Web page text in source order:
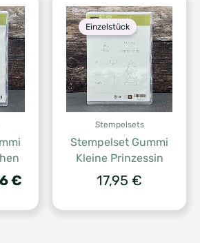
€Aktueller
ist:
Einzelstück
Stempelsets
Stempelset Gummi
Kleine Prinzessin
17,95 €